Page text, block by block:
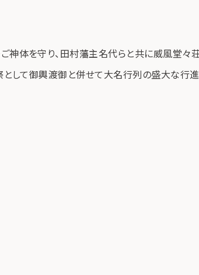
神体を守り、田村藩主名代らと共に威風堂々
として御輿渡御と併せて大名行列の盛大な行